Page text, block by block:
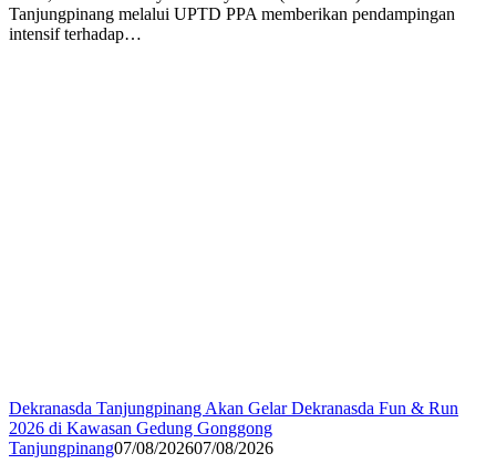
Tanjungpinang melalui UPTD PPA memberikan pendampingan
intensif terhadap…
Dekranasda Tanjungpinang Akan Gelar Dekranasda Fun & Run
2026 di Kawasan Gedung Gonggong
Tanjungpinang07/08/202607/08/2026